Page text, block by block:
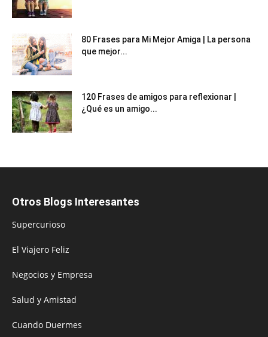
80 Frases para Mi Mejor Amiga | La persona
que mejor...
120 Frases de amigos para reflexionar |
¿Qué es un amigo...
Otros Blogs Interesantes
Supercurioso
El Viajero Feliz
Negocios y Empresa
Salud y Amistad
Cuando Duermes